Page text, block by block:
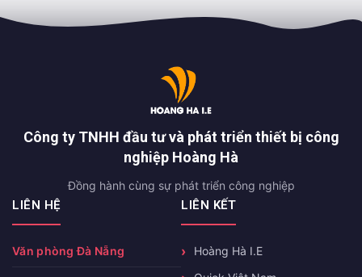
Công ty TNHH đầu tư và phát triển thiết bị công
nghiệp Hoàng Hà
Đồng hành cùng sự phát triển công nghiệp
LIÊN HỆ
Văn phòng Đà Nẵng
LIÊN KẾT
Hoàng Hà I.E